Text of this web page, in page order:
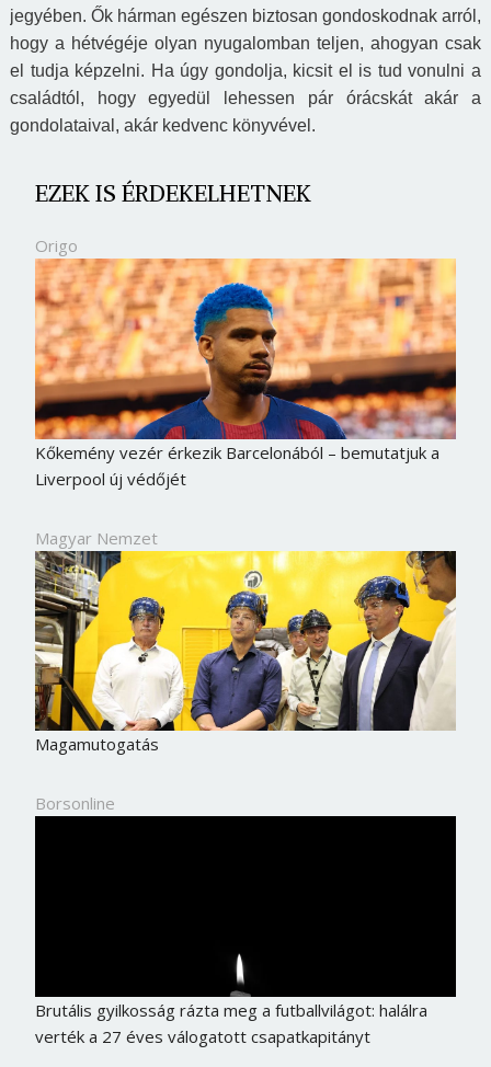
jegyében. Ők hárman egészen biztosan gondoskodnak arról,
hogy a hétvégéje olyan nyugalomban teljen, ahogyan csak
el tudja képzelni. Ha úgy gondolja, kicsit el is tud vonulni a
családtól, hogy egyedül lehessen pár órácskát akár a
gondolataival, akár kedvenc könyvével.
EZEK IS ÉRDEKELHETNEK
Origo
Kőkemény vezér érkezik Barcelonából – bemutatjuk a
Liverpool új védőjét
Magyar Nemzet
Magamutogatás
Borsonline
Brutális gyilkosság rázta meg a futballvilágot: halálra
verték a 27 éves válogatott csapatkapitányt